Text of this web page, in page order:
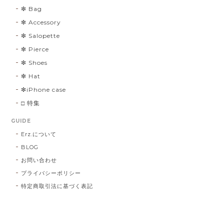
❇︎ Bag
❇︎ Accessory
❇︎ Salopette
❇︎ Pierce
❇︎ Shoes
❇︎ Hat
❇︎iPhone case
□ 特集
GUIDE
Erz.について
BLOG
お問い合わせ
プライバシーポリシー
特定商取引法に基づく表記